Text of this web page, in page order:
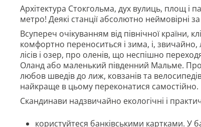
Архітектура Стокгольма, дух вулиць, площ і
метро! Деякі станції абсолютно неймовірні
Всупереч очікуванням від північної країни,
комфортно переноситься і зима, і,
лісів і озер, про оленів, що неспішно
Оланд або маленький південний Мальме.
любов шведів до лиж, ковзанів та
найкраще в цьому переконатися самостійно.
Скандинави надзвичайно екологічні і
користуйтеся банківськими картками. У